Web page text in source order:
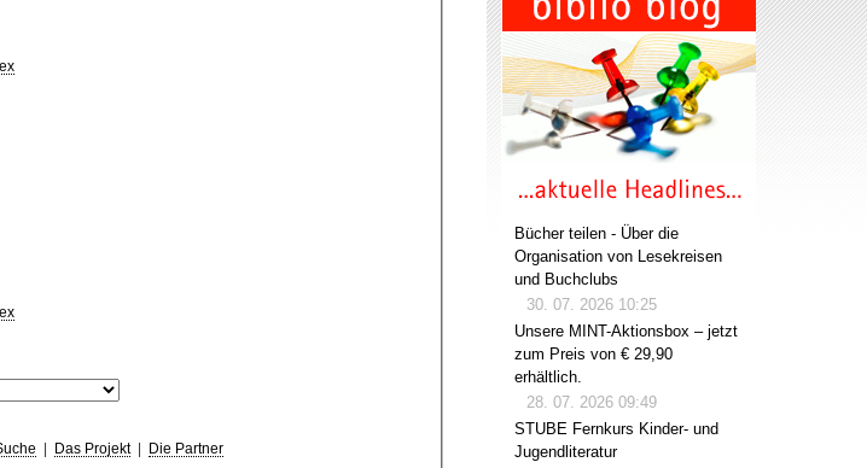
Das Projekt| Die Partner
Bücher teilen - Über die
Organisation von Lesekreisen
und Buchclubs
30. 07. 2026 10:25
Unsere MINT-Aktionsbox – jetzt
zum Preis von € 29,90
erhältlich.
28. 07. 2026 09:49
STUBE Fernkurs Kinder- und
Jugendliteratur